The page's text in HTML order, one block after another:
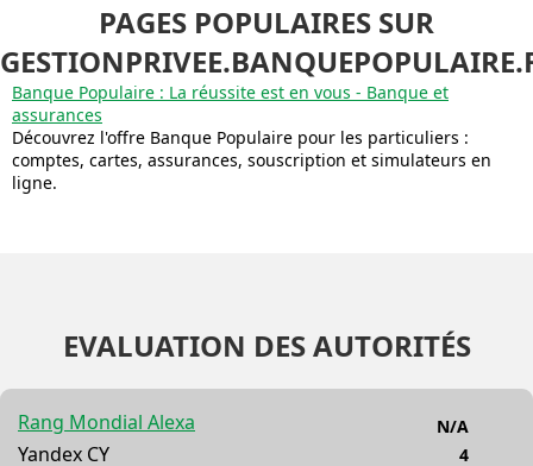
PAGES POPULAIRES SUR
Banque Populaire : La réussite est en vous - Banque et
assurances
Découvrez l'offre Banque Populaire pour les particuliers :
comptes, cartes, assurances, souscription et simulateurs en
ligne.
EVALUATION DES AUTORITÉS
Rang Mondial Alexa
Yandex CY
N/A
4